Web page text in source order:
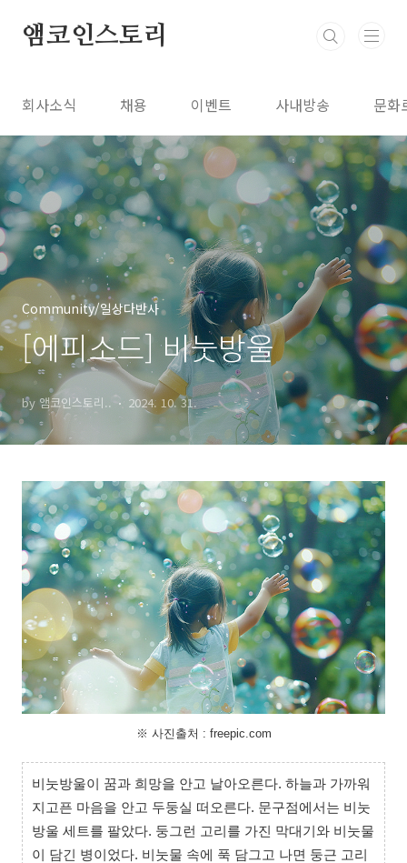
앰코인스토리
회사소식 채용 이벤트 사내방송 문화
Community/일상다반사
[에피소드] 비눗방울
by 앰코인스토리.. 2024. 10. 31.
※ 사진출처 : freepic.com
비눗방울이 꿈과 희망을 안고 날아오른다. 하늘과 가까워
지고픈 마음을 안고 두둥실 떠오른다. 문구점에서는 비눗
방울 세트를 팔았다. 둥그런 고리를 가진 막대기와 비눗물
이 담긴 병이었다. 비눗물 속에 푹 담그고 나면 둥근 고리